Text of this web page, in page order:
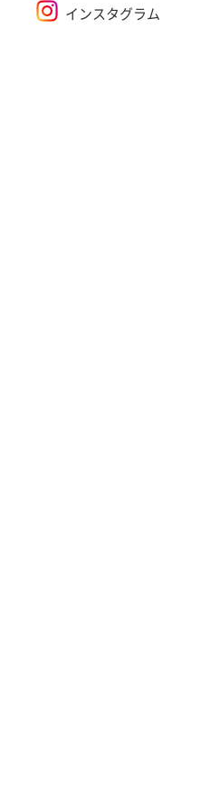
インスタグラム